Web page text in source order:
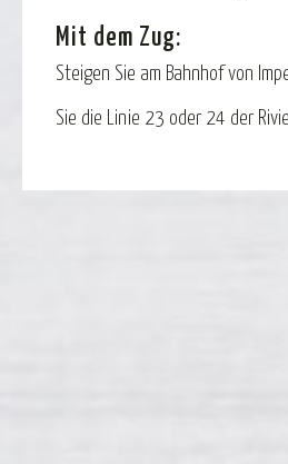
Mit dem Zug:
Steigen Sie am Bahnhof von
Sie die Linie 23 oder 24 der